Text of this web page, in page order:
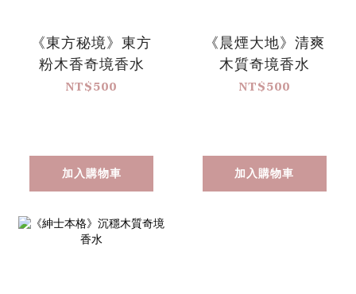
《東方秘境》東方
粉木香奇境香水
NT$500
加入購物車
《晨煙大地》清爽
木質奇境香水
NT$500
加入購物車